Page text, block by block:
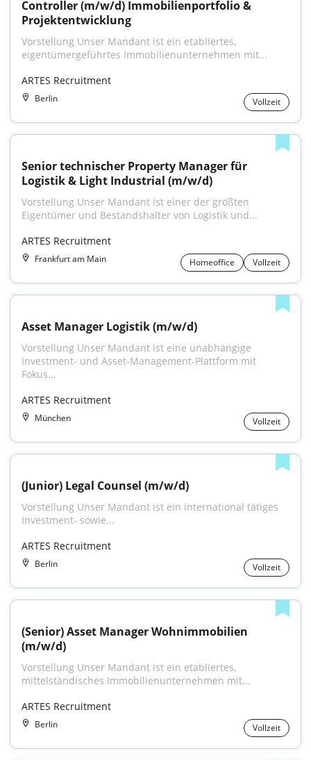
Controller (m/w/d) Immobilienportfolio &
Projektentwicklung
Vorstellung Unser Mandant ist ein etabliertes,
eigentümergeführtes Immobilienunternehmen mit...
ARTES Recruitment
Berlin Vollzeit
Senior technischer Property Manager für
Logistik & Light Industrial (m/w/d)
Vorstellung Unser Mandant ist einer der größten
Eigentümer und Bestandshalter von Logistik und...
ARTES Recruitment
Frankfurt am Main Homeoffice Vollzeit
Asset Manager Logistik (m/w/d)
Vorstellung Unser Mandant ist eine unabhängige
Investment- und Asset-Management-Plattform mit
Fokus...
ARTES Recruitment
München Vollzeit
(Junior) Legal Counsel (m/w/d)
Vorstellung Unser Mandant ist ein international tätiges
Investment- sowie...
ARTES Recruitment
Berlin Vollzeit
(Senior) Asset Manager Wohnimmobilien
(m/w/d)
Vorstellung Unser Mandant ist ein etabliertes,
mittelständisches Immobilienunternehmen mit...
ARTES Recruitment
Berlin Vollzeit